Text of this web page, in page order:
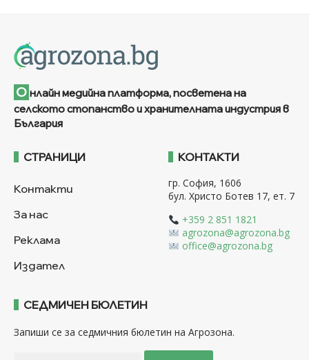
О нлайн медийна платформа, посветена на
селското стопанство и хранителната индустрия в
България
СТРАНИЦИ
Контакти
За нас
Реклама
Издател
КОНТАКТИ
гр. София, 1606
бул. Христо Ботев 17, ет. 7
+359 2 851 1821
agrozona@agrozona.bg
office@agrozona.bg
СЕДМИЧЕН БЮЛЕТИН
Запиши се за седмичния бюлетин на Агрозона.